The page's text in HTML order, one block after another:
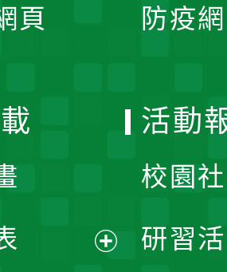
頁 防疫
活動
校園
研習